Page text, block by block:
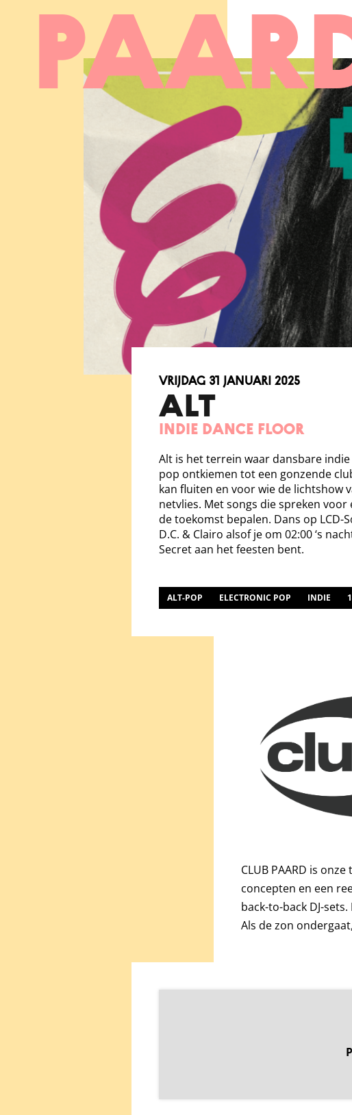
ALT
indie Dance Floor
vrijdag 31 januari 2025
Alt is het terrein waar dansbare
pop ontkiemen tot een gonzende
kan fluiten en voor wie de lichtshow
netvlies. Met songs die spreken
de toekomst bepalen. Dans op LCD-
D.C. & Clairo alsof je om 02:00 ‘s
Secret aan het feesten bent.
ALT-POP ELECTRONIC POP INDIE
CLUB PAARD is
concepten en een
back-to-back DJ-
Als de zon